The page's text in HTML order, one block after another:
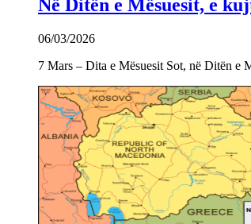
Në Ditën e Mësuesit, e
06/03/2026
7 Mars – Dita e Mësuesit Sot, në Ditën e